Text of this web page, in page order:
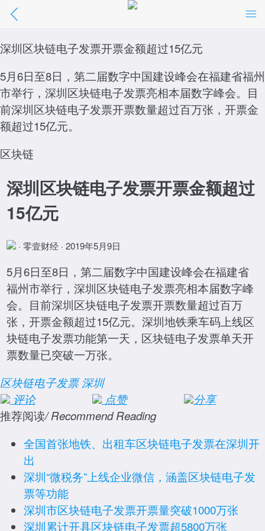
深圳区块链电子发票开票金额超过15亿元
5月6日至8日，第二届数字中国建设峰会在福建省福州
市举行，深圳区块链电子发票亮相本届数字峰会。目
前深圳区块链电子发票开票数量超过百万张，开票金
额超过15亿元。
区块链
深圳区块链电子发票开票金额超过
15亿元
· 零壹财经 · 2019年5月9日
5月6日至8日，第二届数字中国建设峰会在福建省
福州市举行，深圳区块链电子发票亮相本届数字峰
会。目前深圳区块链电子发票开票数量超过百万
张，开票金额超过15亿元。深圳地铁乘车码上线区
块链电子发票功能第一天，区块链电子发票单天开
票数量已突破一万张。
区块链电子发票 深圳
评论
点赞 分享
推荐阅读/ Recommend Reading
全国首张地铁、出租车区块链电子发票在深圳开
出
深圳“微税务”上线企业微信，涵盖区块链电子发
票等功能
深圳市区块链电子发票开票量突破1000万张
深圳累计开具区块链电子发票超5800万张
深圳区块链电子发票开票金额超过15亿元
//m.01caijing.com/article/39845.htm
点击阅读